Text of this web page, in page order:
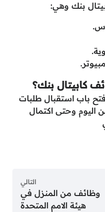
بنك وهي:
كابيتال بنك؟
باب استقبال طلبات
اليوم وحتى اكتمال
التالي
وظائف من المنزل في
هيئة الامم المتحدة